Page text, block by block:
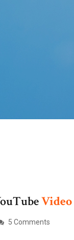
Video
5 Comments